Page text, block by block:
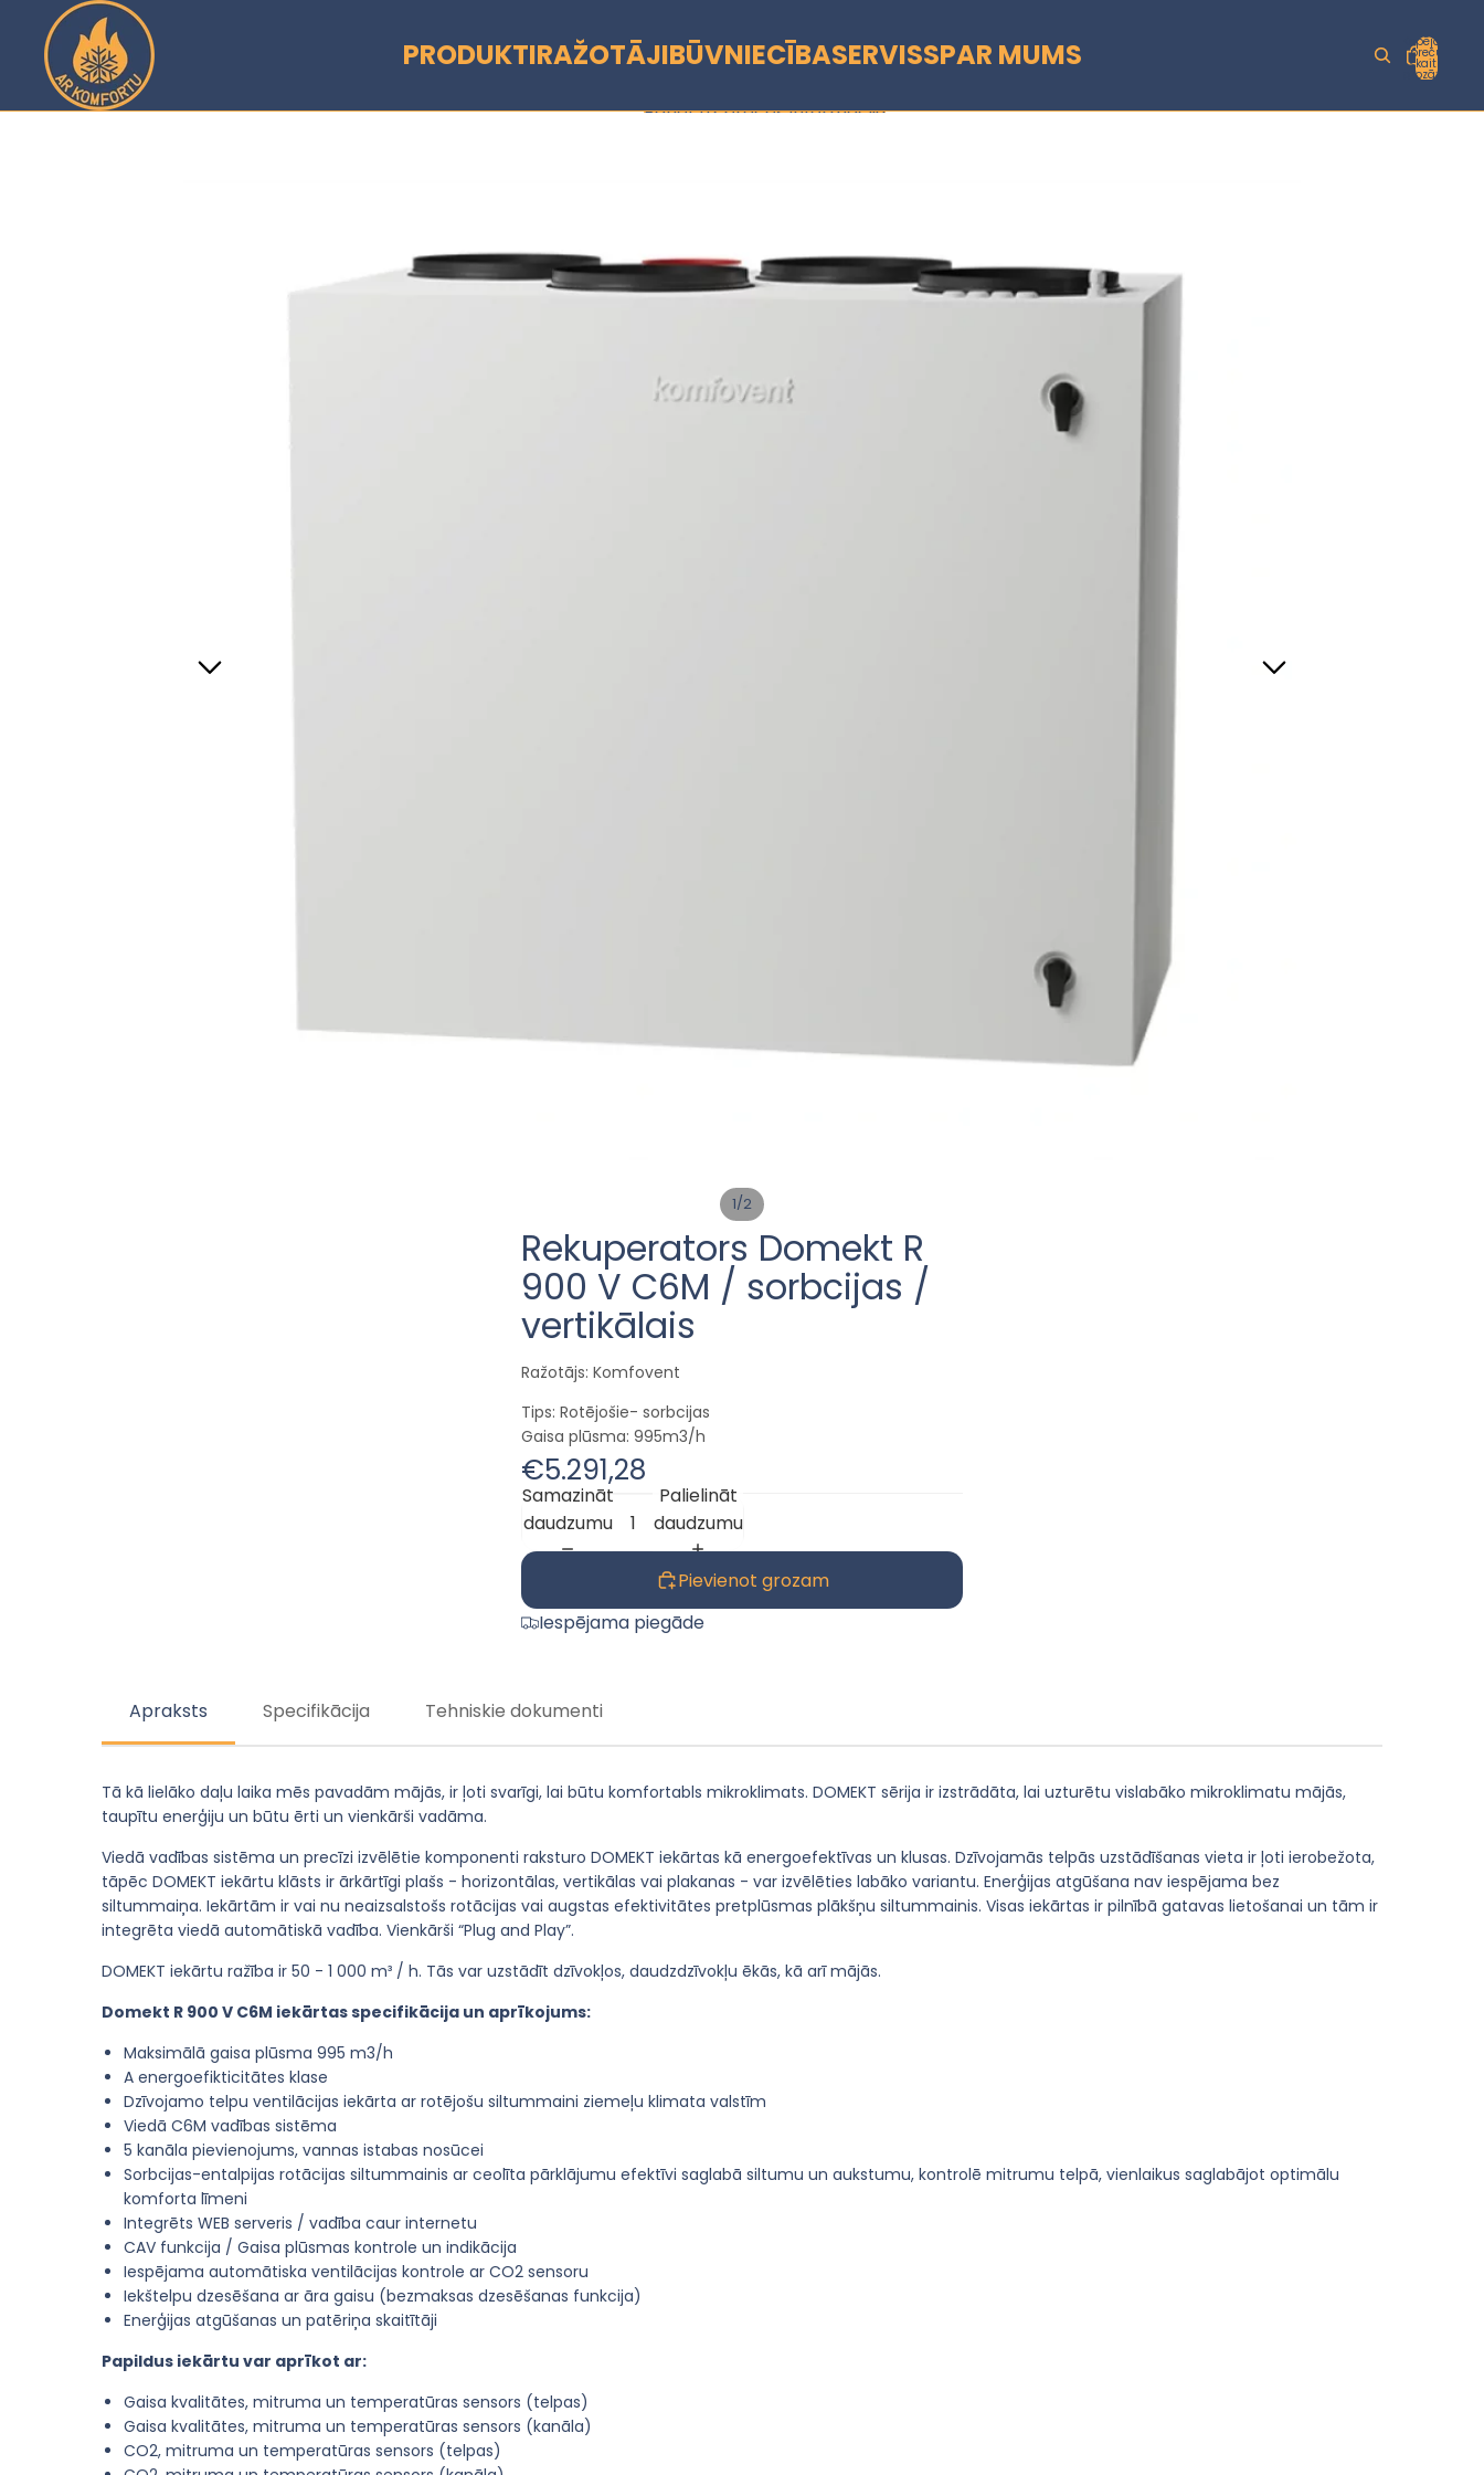
PRODUKTIRAŽOTĀJIBŪVNIECĪBASERVISSPAR MUMS Kopējais
preču
skaits
grozā: 0
Pāriet uz preces informāciju
1/2
Rekuperators Domekt R
900 V C6M / sorbcijas /
vertikālais
Ražotājs: Komfovent
Tips: Rotējošie- sorbcijas
Gaisa plūsma: 995m3/h
€5.291,28
Samazināt
daudzumu
Palielināt
daudzumu
Pievienot grozam
Iespējama piegāde
Apraksts Specifikācija Tehniskie dokumenti
Tā kā lielāko daļu laika mēs pavadām mājās, ir ļoti svarīgi, lai būtu komfortabls mikroklimats. DOMEKT sērija ir izstrādāta, lai uzturētu vislabāko mikroklimatu mājās,
taupītu enerģiju un būtu ērti un vienkārši vadāma.
Viedā vadības sistēma un precīzi izvēlētie komponenti raksturo DOMEKT iekārtas kā energoefektīvas un klusas. Dzīvojamās telpās uzstādīšanas vieta ir ļoti ierobežota,
tāpēc DOMEKT iekārtu klāsts ir ārkārtīgi plašs - horizontālas, vertikālas vai plakanas - var izvēlēties labāko variantu. Enerģijas atgūšana nav iespējama bez
siltummaiņa. Iekārtām ir vai nu neaizsalstošs rotācijas vai augstas efektivitātes pretplūsmas plākšņu siltummainis. Visas iekārtas ir pilnībā gatavas lietošanai un tām ir
integrēta viedā automātiskā vadība. Vienkārši “Plug and Play”.
DOMEKT iekārtu ražība ir 50 - 1 000 m³ / h. Tās var uzstādīt dzīvokļos, daudzdzīvokļu ēkās, kā arī mājās.
Domekt R 900 V C6M iekārtas specifikācija un aprīkojums:
Maksimālā gaisa plūsma 995 m3/h
A energoefikticitātes klase
Dzīvojamo telpu ventilācijas iekārta ar rotējošu siltummaini ziemeļu klimata valstīm
Viedā C6M vadības sistēma
5 kanāla pievienojums, vannas istabas nosūcei
Sorbcijas-entalpijas rotācijas siltummainis ar ceolīta pārklājumu efektīvi saglabā siltumu un aukstumu, kontrolē mitrumu telpā, vienlaikus saglabājot optimālu
komforta līmeni
Integrēts WEB serveris / vadība caur internetu
CAV funkcija / Gaisa plūsmas kontrole un indikācija
Iespējama automātiska ventilācijas kontrole ar CO2 sensoru
Iekštelpu dzesēšana ar āra gaisu (bezmaksas dzesēšanas funkcija)
Enerģijas atgūšanas un patēriņa skaitītāji
Papildus iekārtu var aprīkot ar:
Gaisa kvalitātes, mitruma un temperatūras sensors (telpas)
Gaisa kvalitātes, mitruma un temperatūras sensors (kanāla)
CO2, mitruma un temperatūras sensors (telpas)